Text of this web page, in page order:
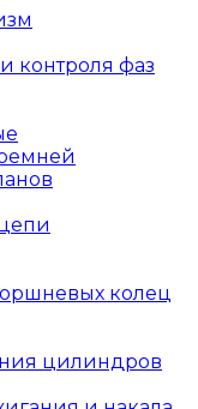
контроля фаз
колец
цилиндров